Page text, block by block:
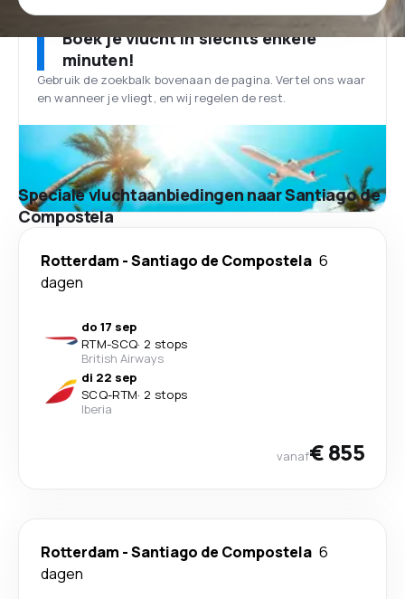
Boek je vlucht in slechts enkele
minuten!
Gebruik de zoekbalk bovenaan de pagina. Vertel ons waar
en wanneer je vliegt, en wij regelen de rest.
Speciale vluchtaanbiedingen naar Santiago de
Compostela
Rotterdam -Santiago de Compostela 6
dagen
do 17 sep
RTM-SCQ· 2 stops
British Airways
di 22 sep
SCQ-RTM· 2 stops
Iberia
vanaf€ 855
Rotterdam -Santiago de Compostela 6
dagen